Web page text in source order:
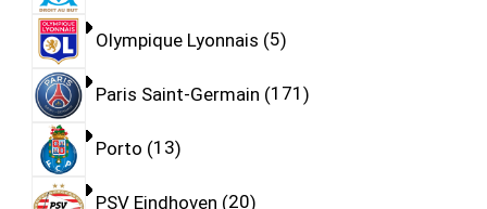
Olympique Lyonnais 5
Paris Saint-Germain 171
Porto 13
PSV Eindhoven 20